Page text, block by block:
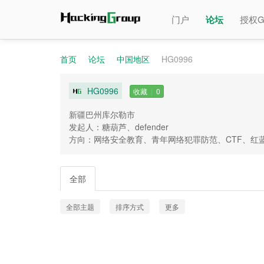
门户 论坛 授权
首页
»
论坛
›
中国地区 HG0996
HG0996 收藏 | 0
新疆巴州库尔勒市
发起人：糖葫芦、defender
方向：网络安全教育、青年网络犯罪防范、CTF、红
全部
全部主题 排序方式 更多